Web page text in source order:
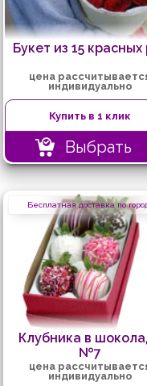
Букет из 15 красных
цена
индивидуально
Купить в 1 клик
Выбрать
Бесплатная доставка по
Клубника в
№7
цена
индивидуально